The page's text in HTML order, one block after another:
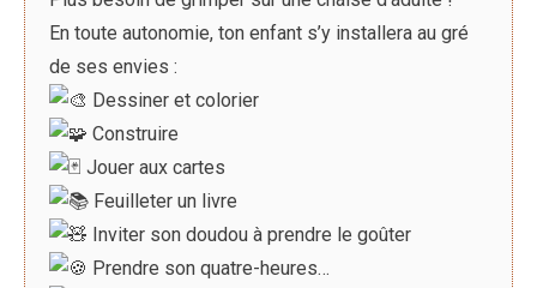
En toute autonomie, ton enfant s’y installera au gré
de ses envies :
Dessiner et colorier
Construire
Jouer aux cartes
Feuilleter un livre
Inviter son doudou à prendre le goûter
Prendre son quatre-heures…